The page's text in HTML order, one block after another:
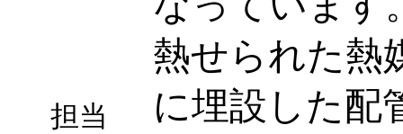
担当
熱せられた熱
に埋設した配